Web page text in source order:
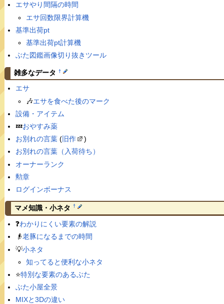
エサやり間隔の時間
エサ回数限界計算機
基準出荷pt
基準出荷pt計算機
ぶた図鑑画像切り抜きツール
雑多なデータ †
エサ
🎶エサを食べた後のマーク
設備・アイテム
💤おやすみ薬
お別れの言葉(旧作
)
お別れの言葉（入荷待ち）
オーナーランク
勲章
ログインボーナス
マメ知識・小ネタ †
❓わかりにくい要素の解説
👴老豚になるまでの時間
💡小ネタ
知ってると便利な小ネタ
⭐️特別な要素のあるぶた
ぶた小屋全景
MIXと3Dの違い